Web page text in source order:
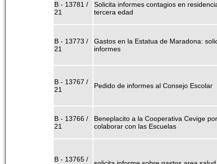
B - 13781 /
21
Solicita informes contagios en
tercera edad
B - 13773 /
21
Gastos en la Estatua de Maradona:
informes
B - 13767 /
21
Pedido de informes al Consejo Escolar
B - 13766 /
21
Beneplacito a la Cooperativa Cevige por
colaborar con las Escuelas
B - 13765 /